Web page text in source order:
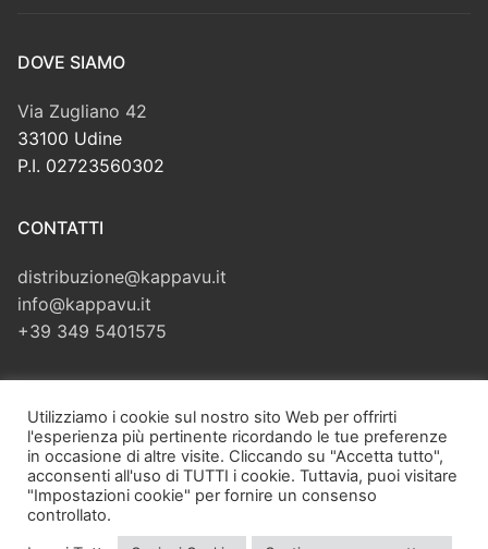
DOVE SIAMO
Via Zugliano 42
33100 Udine
P.I. 02723560302
CONTATTI
distribuzione@kappavu.it
info@kappavu.it
+39 349 5401575
Cerca:
Utilizziamo i cookie sul nostro sito Web per offrirti
l'esperienza più pertinente ricordando le tue preferenze
in occasione di altre visite. Cliccando su "Accetta tutto",
acconsenti all'uso di TUTTI i cookie. Tuttavia, puoi visitare
"Impostazioni cookie" per fornire un consenso
controllato.